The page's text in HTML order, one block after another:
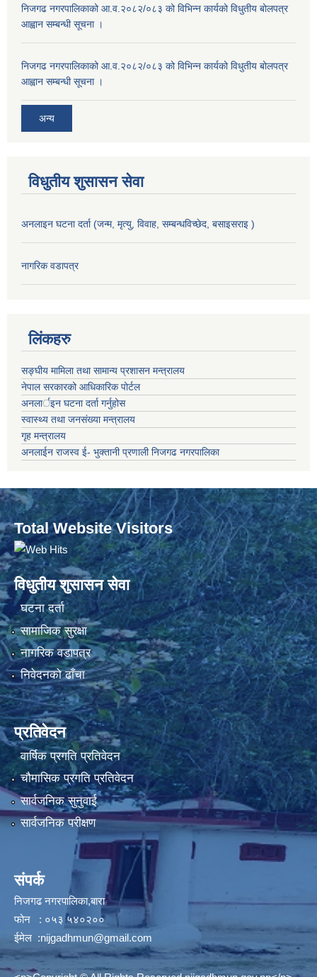
निजगढ नगरपालिकाको आ.व.२०८२/०८३ को विभिन्न कार्यको विधुतीय बोलपत्र
आह्वान सम्बन्धी सूचना ।
निजगढ नगरपालिकाको आ.व.२०८२/०८३ को विभिन्न कार्यको विधुतीय बोलपत्र
आह्वान सम्बन्धी सूचना ।
अन्य
विधुतीय शुसासन सेवा
अनलाइन घटना दर्ता (जन्म, मृत्यु, विवाह, सम्बन्धविच्छेद, बसाइसराइ )
नागरिक वडापत्र
लिंकहरु
सङ्‍घीय मामिला तथा सामान्य प्रशासन मन्त्रालय
नेपाल सरकारको आधिकारिक पोर्टल
अनलार्इन घटना दर्ता गर्नुहोस
स्वास्थ्य तथा जनसंख्या मन्त्रालय
गृह मन्त्रालय
अनलाईन राजस्व ई- भुक्तानी प्रणाली निजगढ नगरपालिका
Total Website Visitors
विधुतीय शुसासन सेवा
घटना दर्ता
सामाजिक सुरक्षा
नागरिक वडापत्र
निवेदनको ढाँचा
प्रतिवेदन
वार्षिक प्रगति प्रतिवेदन
चौमासिक प्रगति प्रतिवेदन
सार्वजनिक सुनुवाई
सार्वजनिक परीक्षण
संपर्क
निजगढ नगरपालिका,बारा
फोन : ०५३ ५४०२००
ईमेल :nijgadhmun@gmail.com